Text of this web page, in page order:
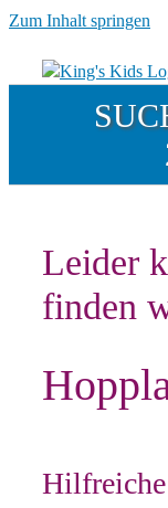
Zum Inhalt springen
Leider
finden